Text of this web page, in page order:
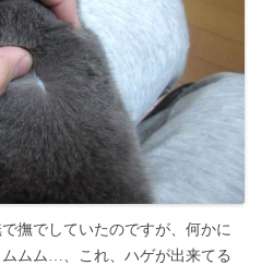
撫でしていたのですが、何かに
ムム…、これ、ハゲが出来てる